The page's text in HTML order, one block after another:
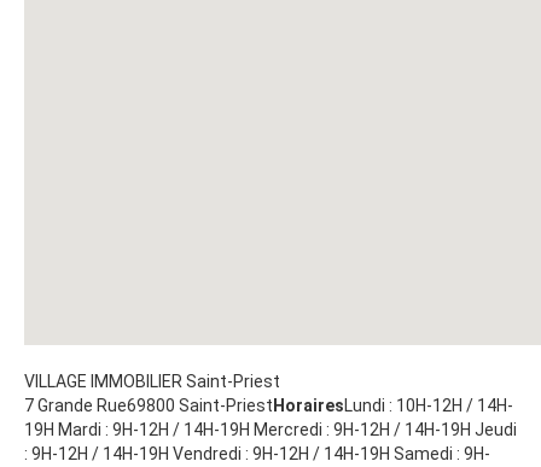
VILLAGE IMMOBILIER Saint-Priest
7 Grande Rue69800 Saint-Priest HorairesLundi : 10H-12H / 14H-
19H Mardi : 9H-12H / 14H-19H Mercredi : 9H-12H / 14H-19H Jeudi
: 9H-12H / 14H-19H Vendredi : 9H-12H / 14H-19H Samedi : 9H-